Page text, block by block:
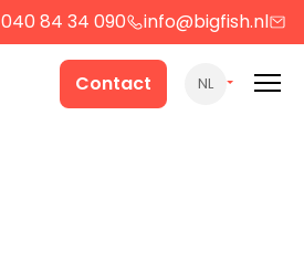
040 84 34 090 info@bigfish.nl
Contact NL